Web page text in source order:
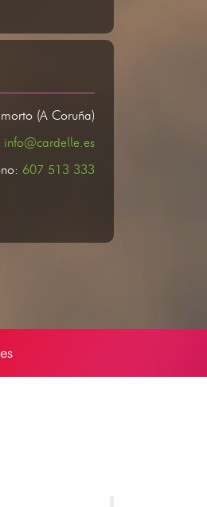
(A Coruña)
info@cardelle.es
607 513 333